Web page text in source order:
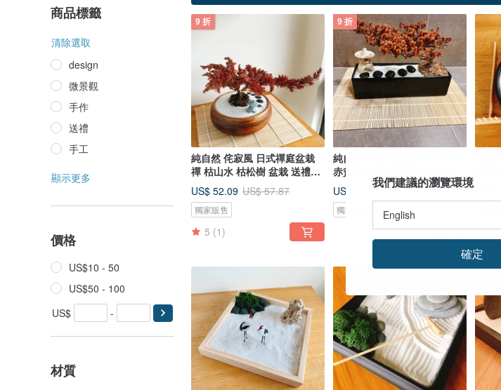
商品標籤
清除選取
design
微景觀
手作
送禮
手工
顯示更多
價格
US$10 - 50
US$50 - 100
US$
-
材質
9 折
純自然 侘寂風 日式禪庭盆栽
禪 枯山水 枯松樹 盆栽 送禮
zen
US$ 52.09 US$ 57.87
獨家販售
5 (1)
9 折
純自然 日式 侘寂風wabi-sabi
赤貧風 禪庭盆栽 枯山水 zen
乾燥
US$ 94.22 US$ 104.68
獨家販售
純
石
5
我們建議的瀏覽環境
確定